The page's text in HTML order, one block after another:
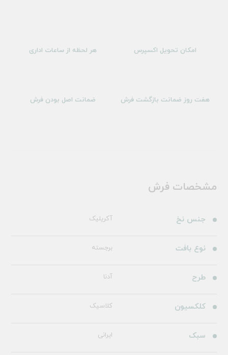
امکان تحویل اکسپرس هر لحظه از ساعات اداری
هفت روز ضمانت بازگشت فرش ضمانت اصل بودن فرش
مشخصات فرش
جنس نخ آکریلیک
نوع بافت برجسته
طرح آدنا
کلکسیون کلاسیک
سبک ایرانی